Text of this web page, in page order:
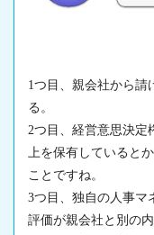
1つ目、親会社から請
る。
2つ目、経営意思決定
上を保有していると
ことですね。
3つ目、独自の人事マ
評価が親会社と別の